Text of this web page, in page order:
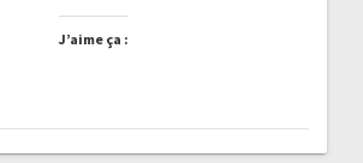
J’aime ça :